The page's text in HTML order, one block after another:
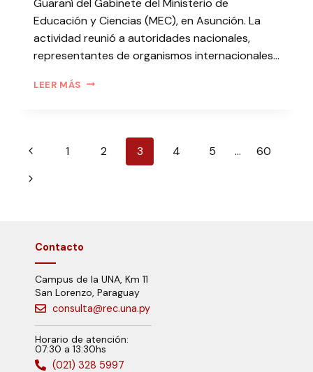
Educación y Ciencias (MEC), en Asunción. La
actividad reunió a autoridades nacionales,
representantes de organismos internacionales…
LEER MÁS
1 2 3 4 5 … 60
Contacto
Campus de la UNA, Km 11
San Lorenzo, Paraguay
consulta@rec.una.py
Horario de atención:
07:30 a 13:30hs
(021) 328 5997